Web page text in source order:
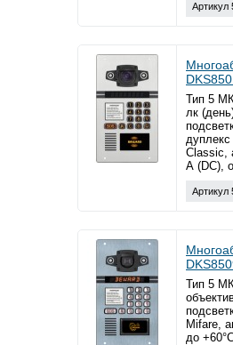
Артикул
Тип 5
лк
Classic,
А (DC),
Артикул
Тип 5
Mifare,
до